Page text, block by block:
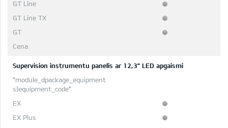
Supervision instrumentu panelis ar 12,3" LED apgaismi